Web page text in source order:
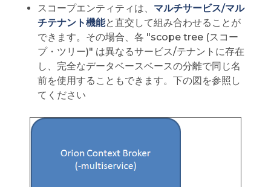
スコープエンティティは、 マルチサービス/マル
チテナント機能と直交して組み合わせることが
できます。その場合、各 "scope tree (スコー
プ・ツリー)" は異なるサービス/テナントに存在
し、完全なデータベースベースの分離で同じ名
前を使用することもできます。下の図を参照し
てください